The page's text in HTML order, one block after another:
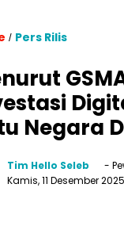
/ Pers Rilis
Negara
Tim Hello Seleb
-
Kamis, 11 Desember 2025